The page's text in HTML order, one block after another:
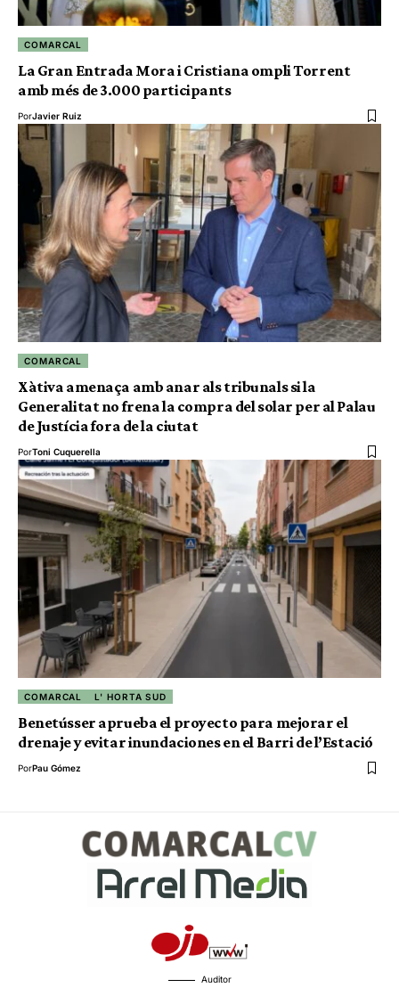
COMARCAL
La Gran Entrada Mora i Cristiana ompli Torrent
amb més de 3.000 participants
PorJavier Ruiz
COMARCAL
Xàtiva amenaça amb anar als tribunals si la
Generalitat no frena la compra del solar per al Palau
de Justícia fora de la ciutat
PorToni Cuquerella
COMARCAL L' HORTA SUD
Benetússer aprueba el proyecto para mejorar el
drenaje y evitar inundaciones en el Barri de l’Estació
PorPau Gómez
Auditor